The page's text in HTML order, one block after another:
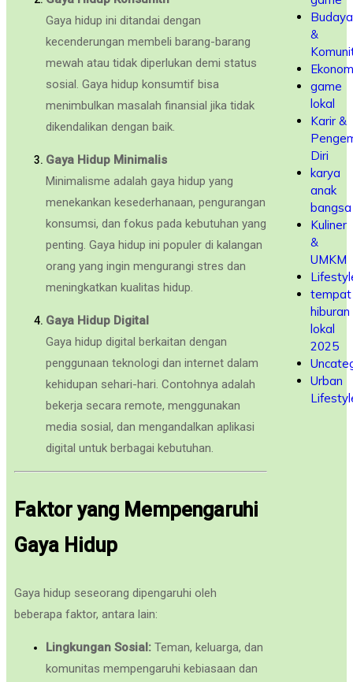
Gaya hidup ini ditandai dengan
kecenderungan membeli barang-barang
mewah atau tidak diperlukan demi status
sosial. Gaya hidup konsumtif bisa
menimbulkan masalah finansial jika tidak
dikendalikan dengan baik.
Gaya Hidup Minimalis
Minimalisme adalah gaya hidup yang
menekankan kesederhanaan, pengurangan
konsumsi, dan fokus pada kebutuhan yang
penting. Gaya hidup ini populer di kalangan
orang yang ingin mengurangi stres dan
meningkatkan kualitas hidup.
Gaya Hidup Digital
Gaya hidup digital berkaitan dengan
penggunaan teknologi dan internet dalam
kehidupan sehari-hari. Contohnya adalah
bekerja secara remote, menggunakan
media sosial, dan mengandalkan aplikasi
digital untuk berbagai kebutuhan.
Faktor yang Mempengaruhi
Gaya Hidup
Gaya hidup seseorang dipengaruhi oleh
beberapa faktor, antara lain:
Lingkungan Sosial: Teman, keluarga, dan
komunitas mempengaruhi kebiasaan dan
Budaya
&
game
lokal
Karir &
Diri
karya
anak
bangsa
Kuliner
&
UMKM
tempat
hiburan
lokal
2025
Urban